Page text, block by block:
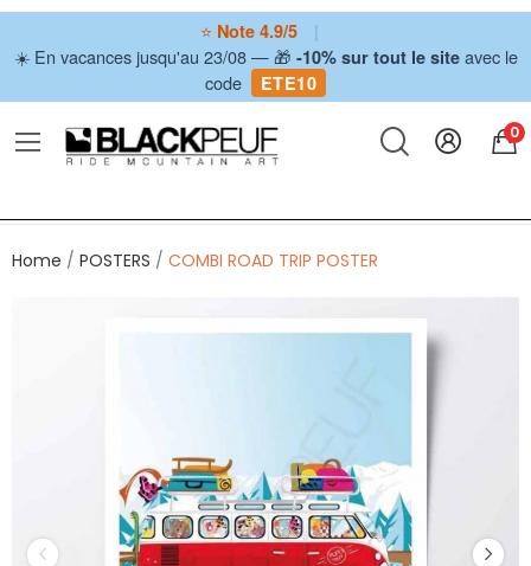
⭐ Note 4.9/5
|
☀️ En vacances jusqu'au 23/08 — 🎁 -10% sur tout le siteavec le
code
ETE10
0
Home POSTERS COMBI ROAD TRIP POSTER